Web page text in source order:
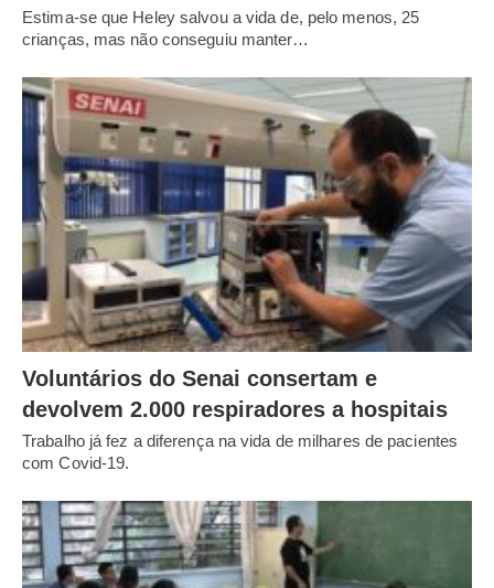
Estima-se que Heley salvou a vida de, pelo menos, 25
crianças, mas não conseguiu manter…
Voluntários do Senai consertam e
devolvem 2.000 respiradores a hospitais
Trabalho já fez a diferença na vida de milhares de pacientes
com Covid-19.